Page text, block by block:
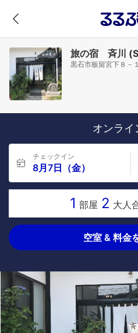
旅の宿 斉川
黒石市板留宮下８－
オンライ
チェックイン
8月7日（金）
1 部屋 2 大人
空室 & 料金